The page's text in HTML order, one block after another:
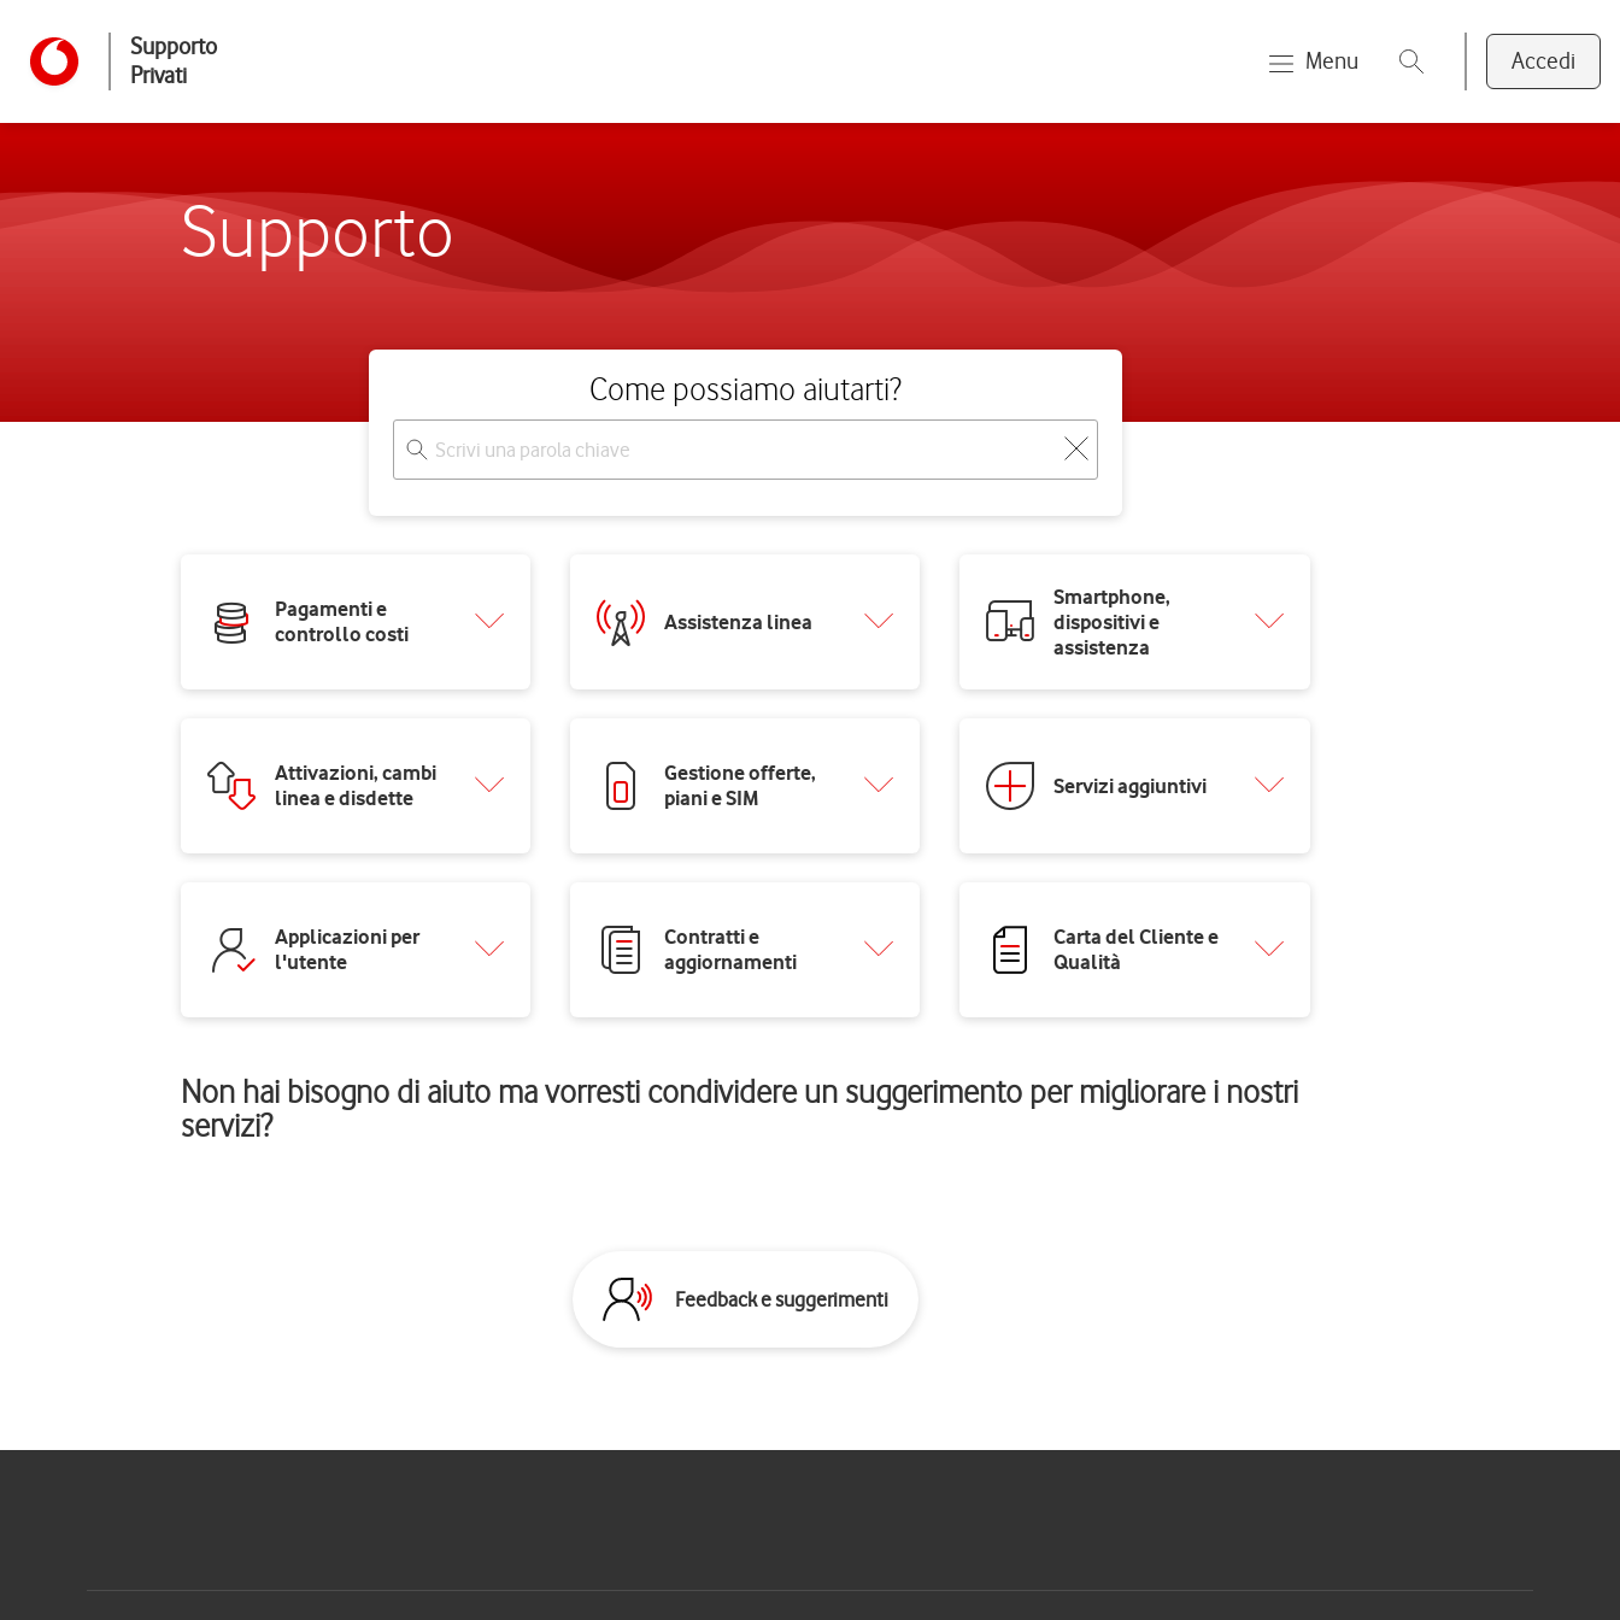
Supporto
Privati
Menu Accedi
Supporto
Come possiamo aiutarti?
Pagamenti e
controllo costi
Assistenza linea
Smartphone,
dispositivi e
assistenza
Attivazioni, cambi
linea e disdette
Gestione offerte,
piani e SIM
Servizi aggiuntivi
Applicazioni per
l'utente
Contratti e
aggiornamenti
Carta del Cliente e
Qualità
Non hai bisogno di aiuto ma vorresti condividere un suggerimento per migliorare i nostri
servizi?
Feedback e suggerimenti